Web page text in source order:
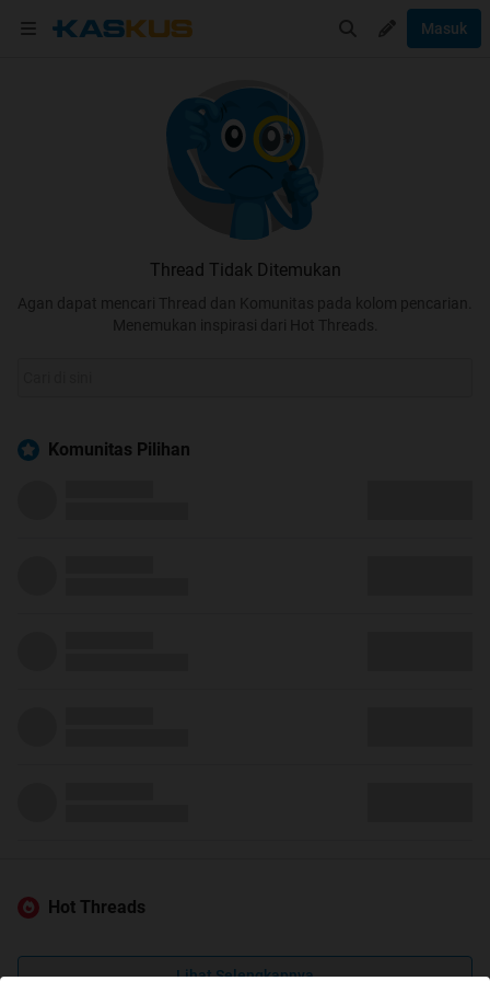
Masuk
Thread Tidak Ditemukan
Agan dapat mencari Thread dan Komunitas pada kolom pencarian.
Menemukan inspirasi dari Hot Threads.
Komunitas Pilihan
Hot Threads
Lihat Selengkapnya